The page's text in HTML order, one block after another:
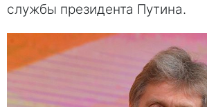
службы президента Путина.